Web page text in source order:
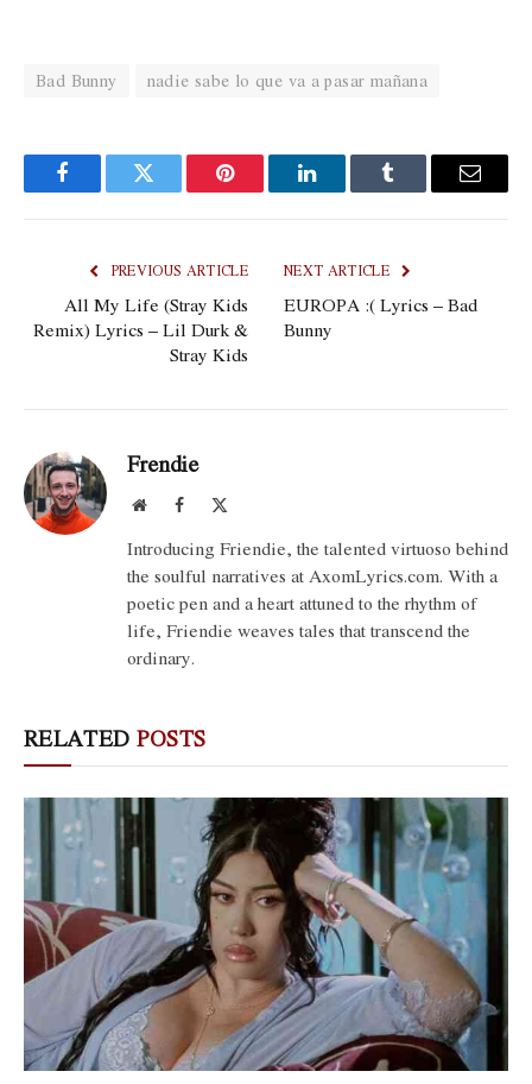
Bad Bunny nadie sabe lo que va a pasar mañana
FacebookTwitter Pinterest LinkedInTumblr Email
PREVIOUS ARTICLE
All My Life (Stray Kids
Remix) Lyrics – Lil Durk &
Stray Kids
NEXT ARTICLE
EUROPA :( Lyrics – Bad
Bunny
Frendie
WebsiteFacebook
Introducing Friendie, the talented virtuoso behind
the soulful narratives at AxomLyrics.com. With a
poetic pen and a heart attuned to the rhythm of
life, Friendie weaves tales that transcend the
ordinary.
RELATED POSTS